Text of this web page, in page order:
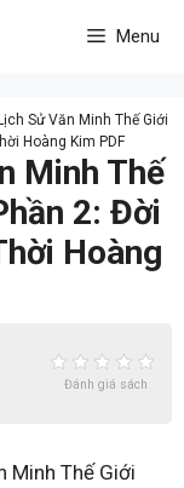
Menu
Sử Văn Minh Thế Giới
Hoàng Kim PDF
Minh Thế
2: Đời
Hoàng
Đánh giá sách
Minh Thế Giới